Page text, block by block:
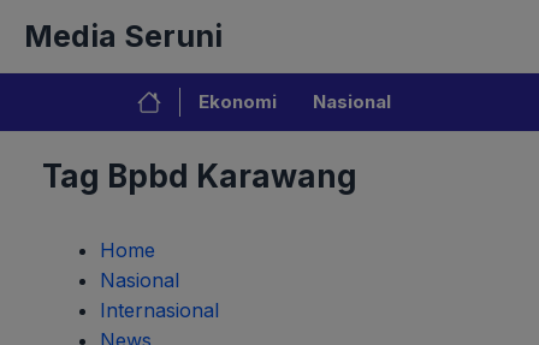
isi
Media Seruni
Ekonomi Nasional
Tag Bpbd Karawang
Home
Nasional
Internasional
News